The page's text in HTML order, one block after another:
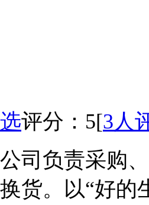
评分： 5[3人
司负责采购
货。以“好的